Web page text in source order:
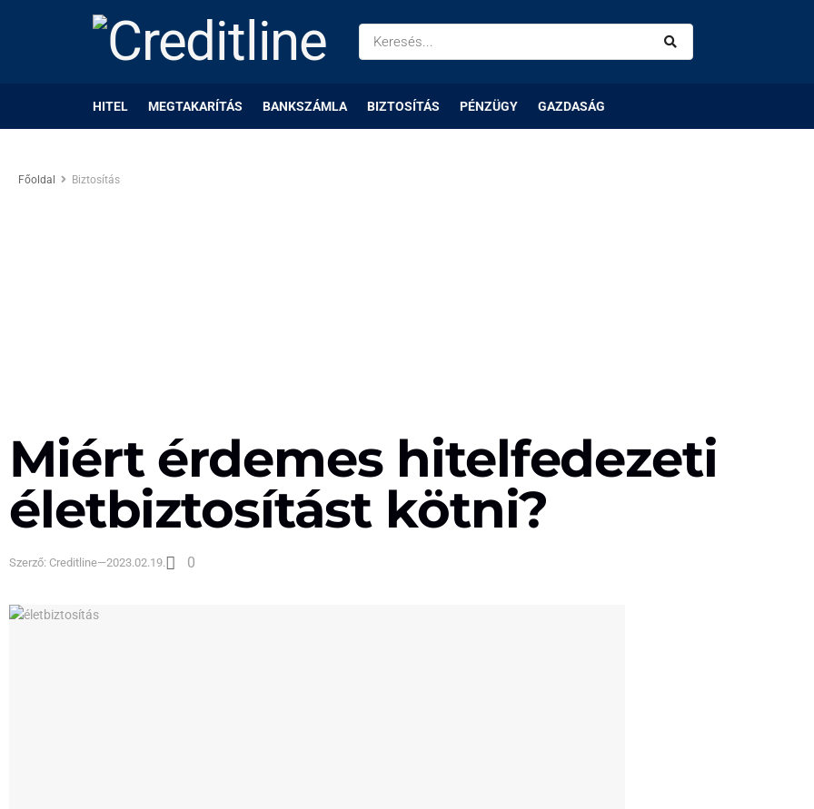
HITEL MEGTAKARÍTÁS BANKSZÁMLA BIZTOSÍTÁS PÉNZÜGY GAZDASÁG
Főoldal Biztosítás
Miért érdemes hitelfedezeti
életbiztosítást kötni?
Szerző: Creditline—2023.02.19. 0